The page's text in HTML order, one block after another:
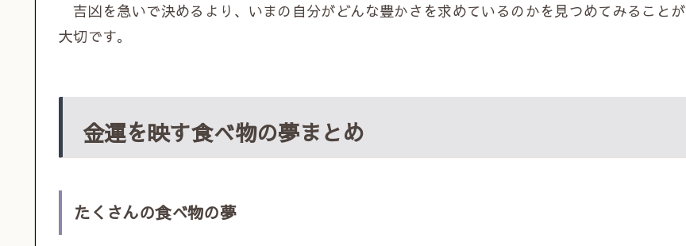
吉凶を急いで決めるより、いまの自分がどんな豊かさを求めているのかを見つめてみることが
大切です。
金運を映す食べ物の夢まとめ
たくさんの食べ物の夢